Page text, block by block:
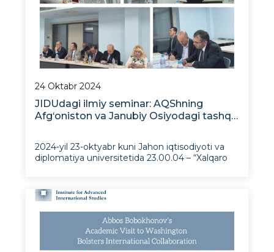
24 Oktabr 2024
JIDUdagi ilmiy seminar: AQShning
Afg‘oniston va Janubiy Osiyodagi tashqi
2024-yil 23-oktyabr kuni Jahon iqtisodiyoti va
diplomatiya universitetida 23.00.04 – “Xalqaro
siyosiy fanlar nomzodi (falsafa doktori, PhD)
darajasiga talabgorlar Yulduzx